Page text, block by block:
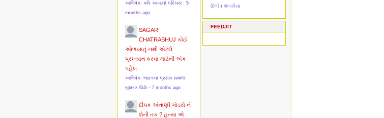
અભિષેક: કવિ અખાનો પરિચય · 5
months ago
SAGAR
CHATRABHUJ કોઈ
ઓળખાતું નથી એટલે
પ્રખ્યાત કરવા માટેની એક
પહેલ
અભિષેક: ભારતના પ્રથમ સમાજ
સુધારક વિશે · 7 months ago
દીપક અંતાણી ગોડસે ને
શેની તક ? હત્યા એ
દિલીપ ધોળકીયા
FEEDJIT